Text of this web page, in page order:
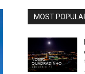
MOST